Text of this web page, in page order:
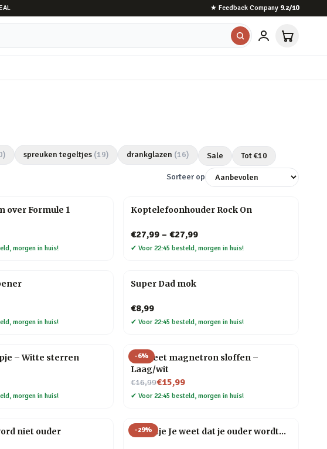
★ Feedback Company 9.2/10
) spreuken tegeltjes (19) drankglazen (16) Sale Tot €10
Sorteer op
over Formule 1
morgen in huis!
Koptelefoonhouder Rock On
€27,99 – €27,99
✔ Voor 22:45 besteld, morgen in huis!
morgen in huis!
Super Dad mok
€8,99
✔ Voor 22:45 besteld, morgen in huis!
– Witte sterren
morgen in huis!
-6%
Hot Feet magnetron sloffen –
Laag/wit
€16,99
Nu voor€15,99
✔ Voor 22:45 besteld, morgen in huis!
niet ouder -29%
Tegeltje Je weet dat je ouder wordt…